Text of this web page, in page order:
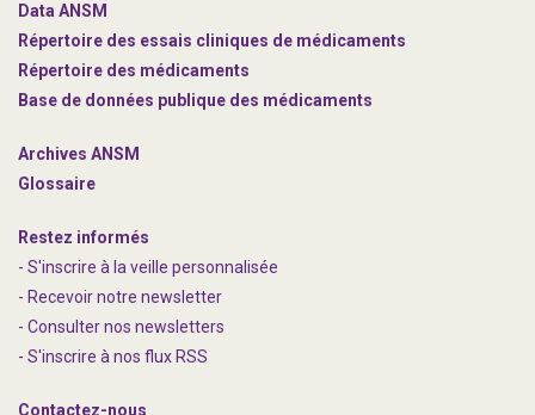
Data ANSM
Répertoire des essais cliniques de médicaments
Répertoire des médicaments
Base de données publique des médicaments
Archives ANSM
Glossaire
Restez informés
- S'inscrire à la veille personnalisée
- Recevoir notre newsletter
- Consulter nos newsletters
- S'inscrire à nos flux RSS
Contactez-nous